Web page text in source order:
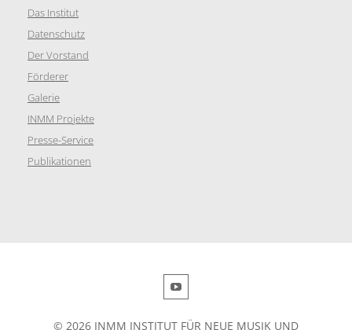
Das Institut
Datenschutz
Der Vorstand
Förderer
Galerie
INMM Projekte
Presse-Service
Publikationen
© 2026 INMM INSTITUT FÜR NEUE MUSIK UND